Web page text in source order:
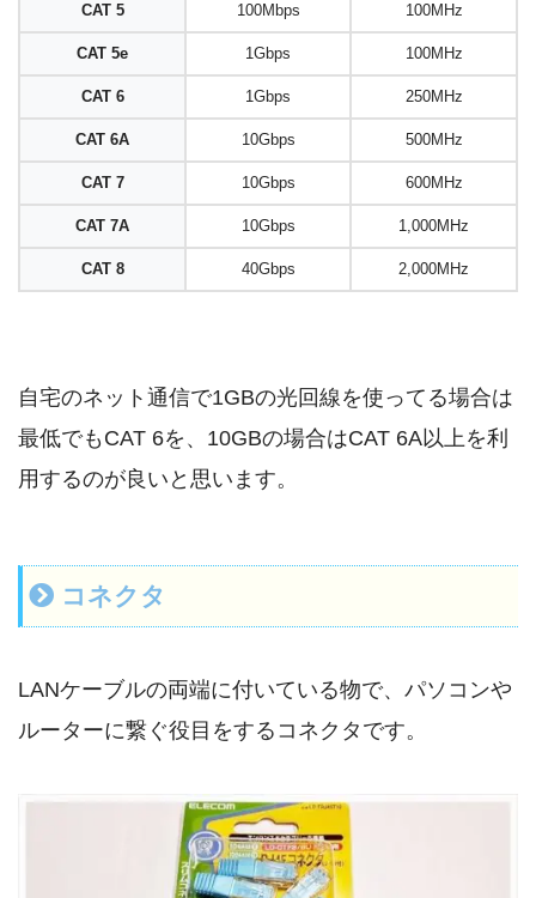
CAT 5 100Mbps 100MHz
CAT 5e 1Gbps 100MHz
CAT 6 1Gbps 250MHz
CAT 6A 10Gbps 500MHz
CAT 7 10Gbps 600MHz
CAT 7A 10Gbps 1,000MHz
CAT 8 40Gbps 2,000MHz
自宅のネット通信で1GBの光回線を使ってる場合は
最低でもCAT 6を、10GBの場合はCAT 6A以上を利
用するのが良いと思います。
コネクタ
LANケーブルの両端に付いている物で、パソコンや
ルーターに繋ぐ役目をするコネクタです。